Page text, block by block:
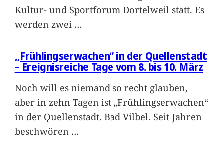
Kultur- und Sportforum Dortelweil statt. Es
werden zwei …
„Frühlingserwachen“ in der Quellenstadt
– Ereignisreiche Tage vom 8. bis 10. März
Noch will es niemand so recht glauben,
aber in zehn Tagen ist „Frühlingserwachen“
in der Quellenstadt. Bad Vilbel. Seit Jahren
beschwören …